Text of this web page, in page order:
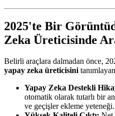
2025'te Bir
Zeka Üreticisinde
Belirli araçlara dalmadan önce,
yapay zeka üreticisini
Yapay Zeka Destekli
otomatik olarak tutarlı bir
ve geçişler ekleme yeteneği.